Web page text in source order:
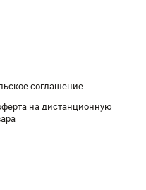
соглашение
на дистанционную